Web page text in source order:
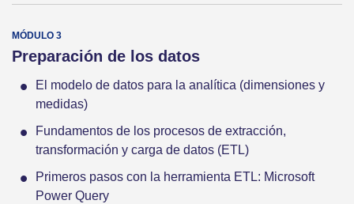
Preparación de los datos
El modelo de datos para la analítica (dimensiones y
medidas)
Fundamentos de los procesos de extracción,
transformación y carga de datos (ETL)
Primeros pasos con la herramienta ETL: Microsoft
Power Query